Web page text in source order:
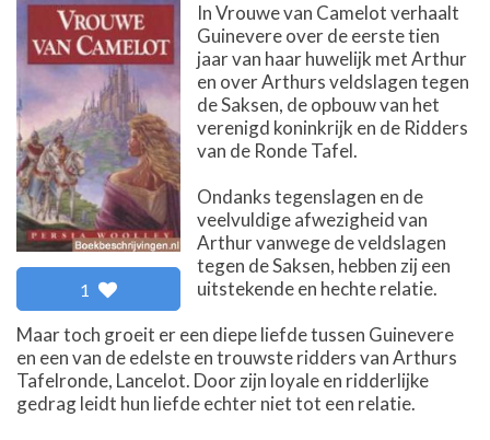
1
In Vrouwe van Camelot verhaalt
Guinevere over de eerste tien
jaar van haar huwelijk met Arthur
en over Arthurs veldslagen tegen
de Saksen, de opbouw van het
verenigd koninkrijk en de Ridders
van de Ronde Tafel.
Ondanks tegenslagen en de
veelvuldige afwezigheid van
Arthur vanwege de veldslagen
tegen de Saksen, hebben zij een
uitstekende en hechte relatie.
Maar toch groeit er een diepe liefde tussen Guinevere
en een van de edelste en trouwste ridders van Arthurs
Tafelronde, Lancelot. Door zijn loyale en ridderlijke
gedrag leidt hun liefde echter niet tot een relatie.